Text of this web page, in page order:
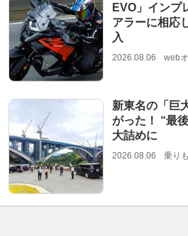
EVO」インプ
アラーに相応
入
2026.08.06 web
新東名の「巨
がった！ “最
大詰めに
2026.08.06 乗り